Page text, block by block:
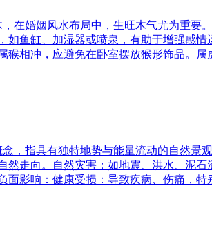
在婚姻风水布局中，生旺木气尤为重
鱼缸、加湿器或喷泉，有助于增强感
相冲，应避免在卧室摆放猴形饰品。属
，指具有独特地势与能量流动的自然景
走向。自然灾害：如地震、洪水、泥
面影响：健康受损：导致疾病、伤痛，特